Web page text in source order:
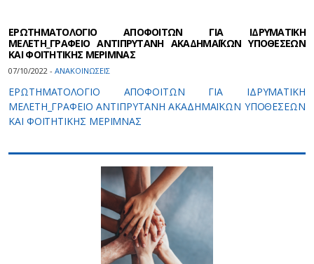
ΕΡΩΤΗΜΑΤΟΛΟΓΙΟ ΑΠΟΦΟΙΤΩΝ ΓΙΑ ΙΔΡΥΜΑΤΙΚΗ
ΜΕΛΕΤΗ_ΓΡΑΦΕΙΟ ΑΝΤΙΠΡΥΤΑΝΗ ΑΚΑΔΗΜΑΪΚΩΝ ΥΠΟΘΕΣΕΩΝ
ΚΑΙ ΦΟΙΤΗΤΙΚΗΣ ΜΕΡΙΜΝΑΣ
07/10/2022 - ΑΝΑΚΟΙΝΩΣΕΙΣ
ΕΡΩΤΗΜΑΤΟΛΟΓΙΟ ΑΠΟΦΟΙΤΩΝ ΓΙΑ ΙΔΡΥΜΑΤΙΚΗ
ΜΕΛΕΤΗ_ΓΡΑΦΕΙΟ ΑΝΤΙΠΡΥΤΑΝΗ ΑΚΑΔΗΜΑΪΚΩΝ ΥΠΟΘΕΣΕΩΝ
ΚΑΙ ΦΟΙΤΗΤΙΚΗΣ ΜΕΡΙΜΝΑΣ